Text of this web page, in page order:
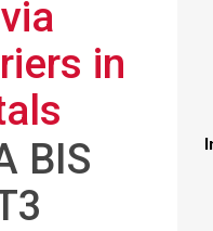
in
BIS